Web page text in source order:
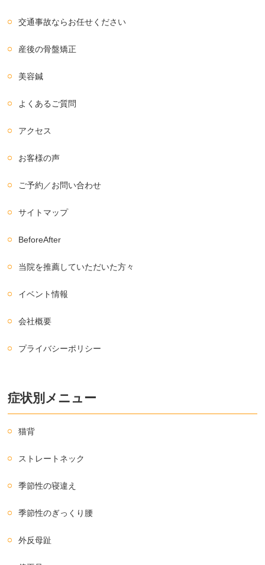
交通事故ならお任せください
産後の骨盤矯正
美容鍼
よくあるご質問
アクセス
お客様の声
ご予約／お問い合わせ
サイトマップ
BeforeAfter
当院を推薦していただいた方々
イベント情報
会社概要
プライバシーポリシー
症状別メニュー
猫背
ストレートネック
季節性の寝違え
季節性のぎっくり腰
外反母趾